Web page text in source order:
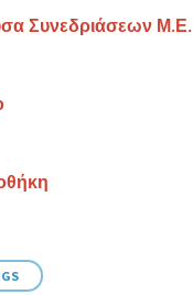
Συνεδριάσεων Μ.Ε.